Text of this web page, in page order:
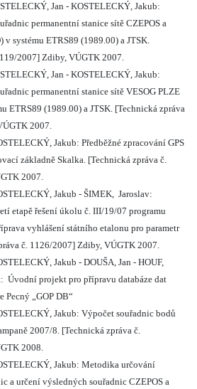
Jan - KOSTELECKÝ, Jakub:
permanentní stanice sítě CZEPOS a
v systému ETRS89 (1989.00) a JTSK.
2007] Zdiby, VÚGTK 2007.
Jan - KOSTELECKÝ, Jakub:
permanentní stanice sítě VESOG PLZE
ETRS89 (1989.00) a JTSK. [Technická zpráva
2007.
Jakub: Předběžné zpracování GPS
základně Skalka. [Technická zpráva č.
2007.
Jakub - ŠIMEK, Jaroslav:
etapě řešení úkolu č. III/19/07 programu
vyhlášení státního etalonu pro parametr
č. 1126/2007] Zdiby, VÚGTK 2007.
Jakub - DOUŠA, Jan - HOUF,
Úvodní projekt pro přípravu databáze dat
Pecný „GOP DB“
Jakub: Výpočet souřadnic bodů
2007/8. [Technická zpráva č.
2008.
Jakub: Metodika určování
a určení výsledných souřadnic CZEPOS a